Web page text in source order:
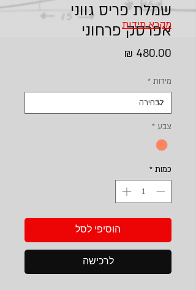
שמלת פריס גווני
אפרסק פרחוני
מידות *
צבע *
כמות *
הוסיפי לסל
לרכישה
מקרא מידות